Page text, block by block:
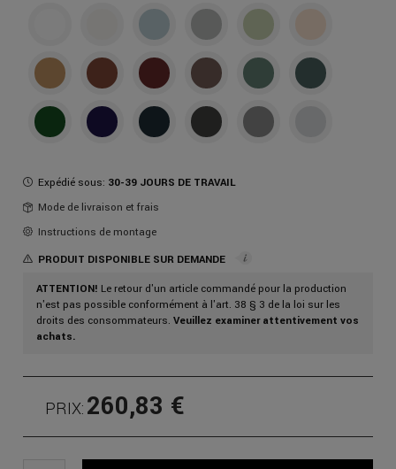
Expédié sous: 30-39 JOURS DE TRAVAIL
Mode de livraison et frais
Instructions de montage
PRODUIT DISPONIBLE SUR DEMANDE
ATTENTION! Le retour d'un article commandé pour la production
n'est pas possible conformément à l'art. 38 § 3 de la loi sur les
droits des consommateurs. Veuillez examiner attentivement vos
achats.
PRIX:260,83 €